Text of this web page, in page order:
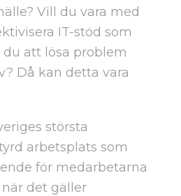
Vill du vara med
IT-stöd som
att lösa problem
Då kan detta vara
största
arbetsplats som
för medarbetarna
det gäller